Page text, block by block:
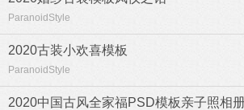
ParanoidStyle
2020古装小欢喜模板
ParanoidStyle
2020中国古风全家福PSD模板亲子照相